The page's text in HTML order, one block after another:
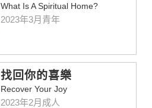
What Is A Spiritual Home?
2023年3月青年
找回你的喜樂
Recover Your Joy
2023年2月成人